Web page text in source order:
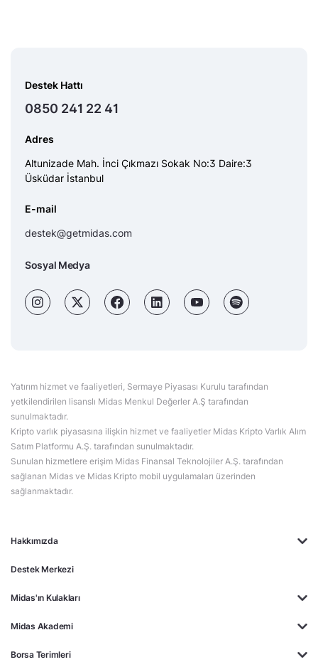
Hakkımızda
Destek Merkezi
Midas'ın Kulakları
Midas Akademi
Borsa Terimleri
Destek Hattı
0850 241 22 41
Adres
Altunizade Mah. İnci Çıkmazı Sokak No:3 Daire:3
Üsküdar İstanbul
E-mail
destek@getmidas.com
Sosyal Medya
Yatırım hizmet ve faaliyetleri, Sermaye Piyasası Kurulu tarafından
yetkilendirilen lisanslı Midas Menkul Değerler A.Ş tarafından
sunulmaktadır.
Kripto varlık piyasasına ilişkin hizmet ve faaliyetler Midas Kripto Varlık Alım
Satım Platformu A.Ş. tarafından sunulmaktadır.
Sunulan hizmetlere erişim Midas Finansal Teknolojiler A.Ş. tarafından
sağlanan Midas ve Midas Kripto mobil uygulamaları üzerinden
sağlanmaktadır.